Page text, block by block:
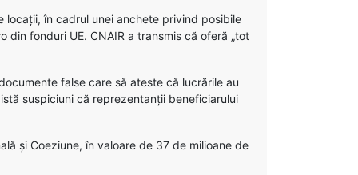
locații, în cadrul unei anchete privind posibile
fonduri UE. CNAIR a transmis că oferă „tot
false care să ateste că lucrările au
suspiciuni că reprezentanții beneficiarului
și Coeziune, în valoare de 37 de milioane de